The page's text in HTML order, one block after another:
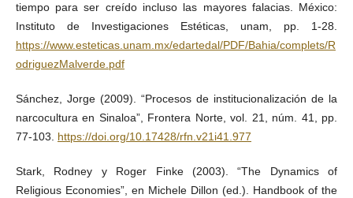
tiempo para ser creído incluso las mayores falacias. México:
Instituto de Investigaciones Estéticas, unam, pp. 1-28.
https://www.esteticas.unam.mx/edartedal/PDF/Bahia/complets/R
odriguezMalverde.pdf
Sánchez, Jorge (2009). “Procesos de institucionalización de la
narcocultura en Sinaloa”, Frontera Norte, vol. 21, núm. 41, pp.
77-103. https://doi.org/10.17428/rfn.v21i41.977
Stark, Rodney y Roger Finke (2003). “The Dynamics of
Religious Economies”, en Michele Dillon (ed.). Handbook of the